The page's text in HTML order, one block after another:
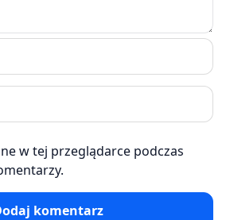
w tej przeglądarce podczas
komentarz